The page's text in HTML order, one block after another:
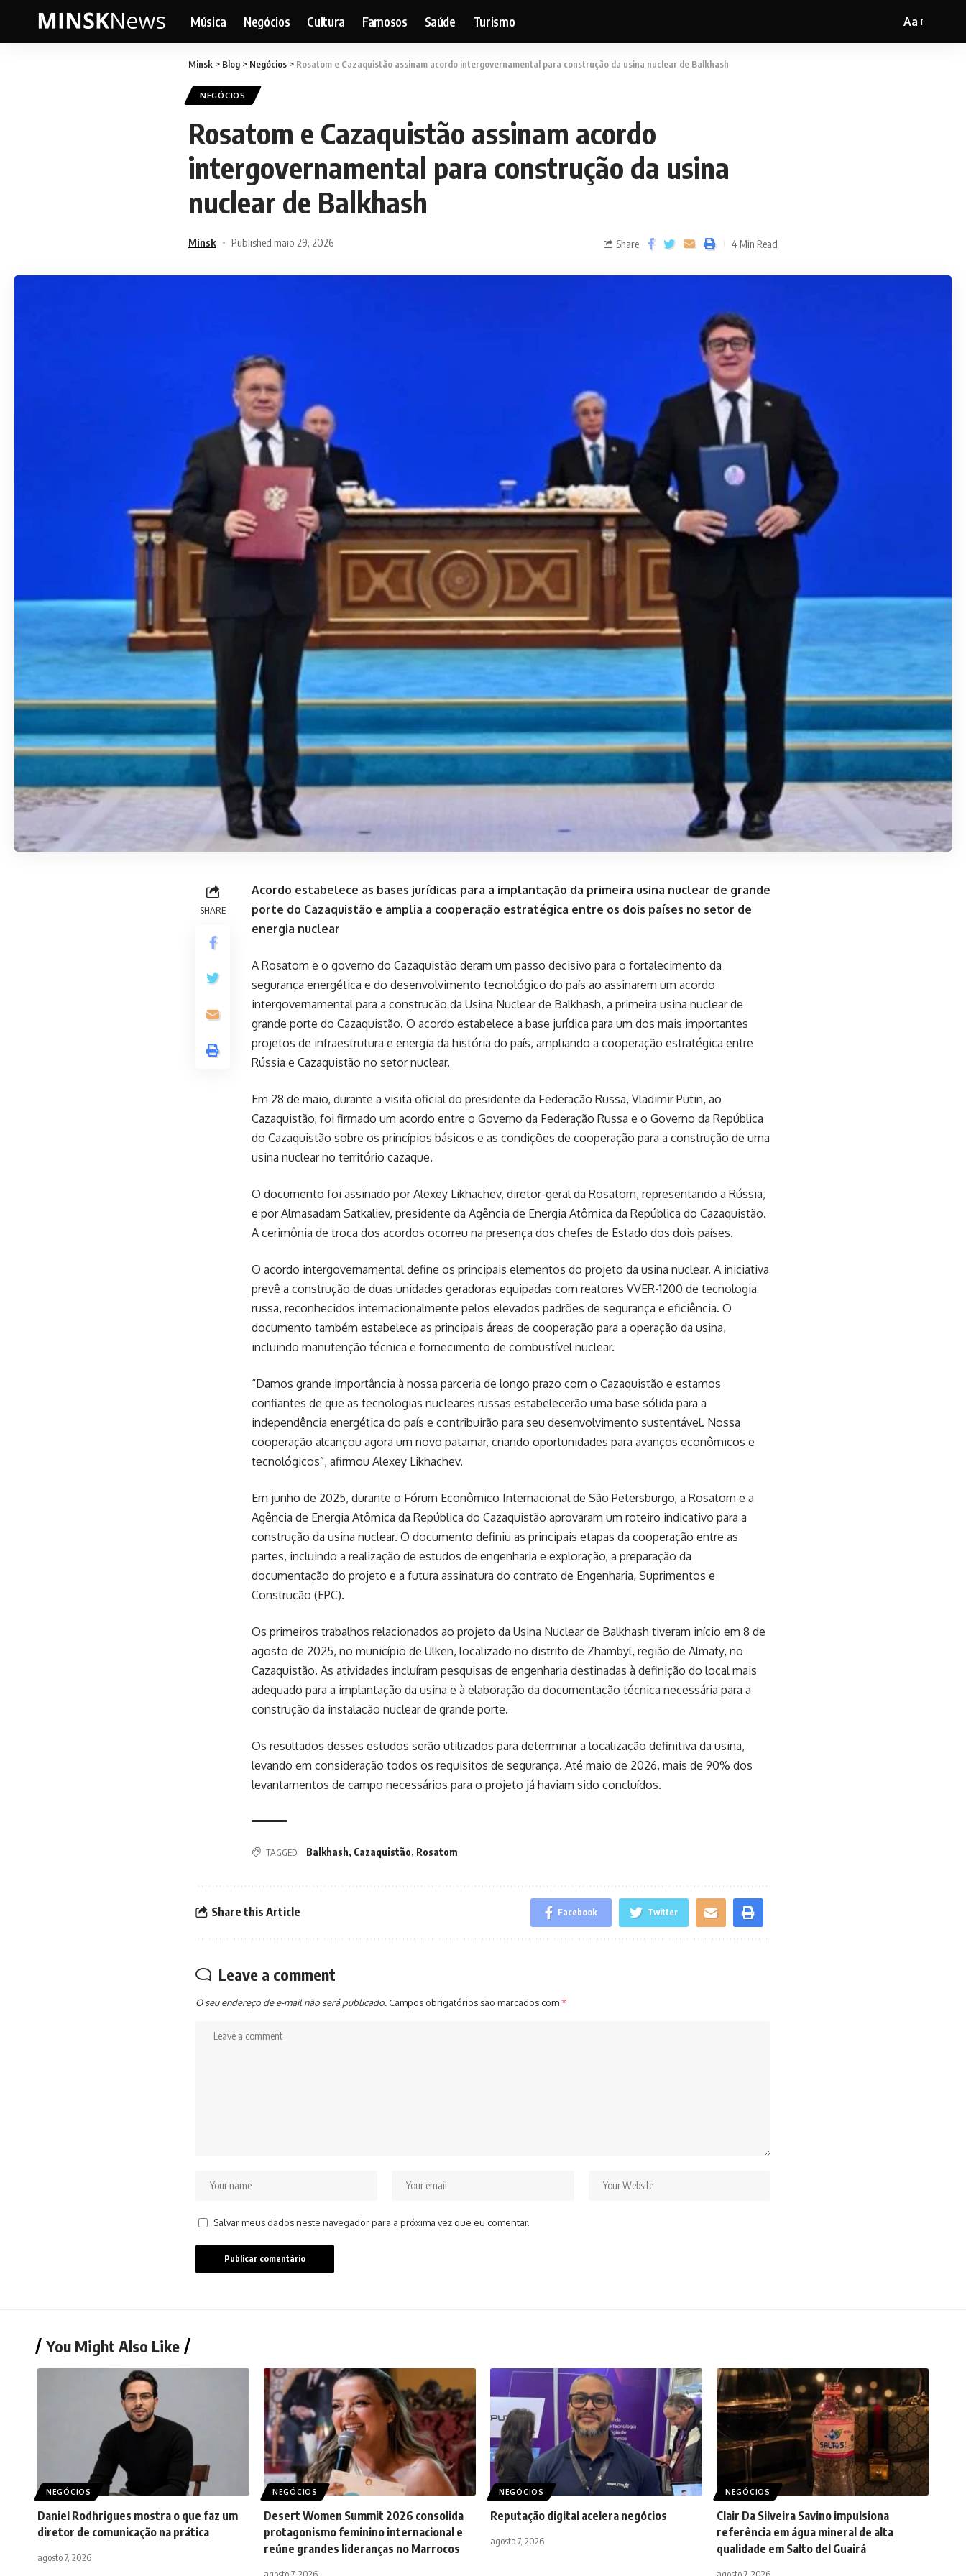
Música Negócios Cultura Famosos Saúde Turismo Aa
Minsk > Blog > Negócios > Rosatom e Cazaquistão assinam acordo intergovernamental para construção da usina nuclear de Balkhash
NEGÓCIOS
Rosatom e Cazaquistão assinam acordo
intergovernamental para construção da usina
nuclear de Balkhash
Minsk Published maio 29, 2026 Share 4 Min Read
SHARE
Acordo estabelece as bases jurídicas para a implantação da primeira usina nuclear de grande
porte do Cazaquistão e amplia a cooperação estratégica entre os dois países no setor de
energia nuclear
A Rosatom e o governo do Cazaquistão deram um passo decisivo para o fortalecimento da
segurança energética e do desenvolvimento tecnológico do país ao assinarem um acordo
intergovernamental para a construção da Usina Nuclear de Balkhash, a primeira usina nuclear de
grande porte do Cazaquistão. O acordo estabelece a base jurídica para um dos mais importantes
projetos de infraestrutura e energia da história do país, ampliando a cooperação estratégica entre
Rússia e Cazaquistão no setor nuclear.
Em 28 de maio, durante a visita oficial do presidente da Federação Russa, Vladimir Putin, ao
Cazaquistão, foi firmado um acordo entre o Governo da Federação Russa e o Governo da República
do Cazaquistão sobre os princípios básicos e as condições de cooperação para a construção de uma
usina nuclear no território cazaque.
O documento foi assinado por Alexey Likhachev, diretor-geral da Rosatom, representando a Rússia,
e por Almasadam Satkaliev, presidente da Agência de Energia Atômica da República do Cazaquistão.
A cerimônia de troca dos acordos ocorreu na presença dos chefes de Estado dos dois países.
O acordo intergovernamental define os principais elementos do projeto da usina nuclear. A iniciativa
prevê a construção de duas unidades geradoras equipadas com reatores VVER-1200 de tecnologia
russa, reconhecidos internacionalmente pelos elevados padrões de segurança e eficiência. O
documento também estabelece as principais áreas de cooperação para a operação da usina,
incluindo manutenção técnica e fornecimento de combustível nuclear.
“Damos grande importância à nossa parceria de longo prazo com o Cazaquistão e estamos
confiantes de que as tecnologias nucleares russas estabelecerão uma base sólida para a
independência energética do país e contribuirão para seu desenvolvimento sustentável. Nossa
cooperação alcançou agora um novo patamar, criando oportunidades para avanços econômicos e
tecnológicos”, afirmou Alexey Likhachev.
Em junho de 2025, durante o Fórum Econômico Internacional de São Petersburgo, a Rosatom e a
Agência de Energia Atômica da República do Cazaquistão aprovaram um roteiro indicativo para a
construção da usina nuclear. O documento definiu as principais etapas da cooperação entre as
partes, incluindo a realização de estudos de engenharia e exploração, a preparação da
documentação do projeto e a futura assinatura do contrato de Engenharia, Suprimentos e
Construção (EPC).
Os primeiros trabalhos relacionados ao projeto da Usina Nuclear de Balkhash tiveram início em 8 de
agosto de 2025, no município de Ulken, localizado no distrito de Zhambyl, região de Almaty, no
Cazaquistão. As atividades incluíram pesquisas de engenharia destinadas à definição do local mais
adequado para a implantação da usina e à elaboração da documentação técnica necessária para a
construção da instalação nuclear de grande porte.
Os resultados desses estudos serão utilizados para determinar a localização definitiva da usina,
levando em consideração todos os requisitos de segurança. Até maio de 2026, mais de 90% dos
levantamentos de campo necessários para o projeto já haviam sido concluídos.
TAGGED: Balkhash, Cazaquistão, Rosatom
Share this Article Facebook Twitter
Leave a comment
O seu endereço de e-mail não será publicado. Campos obrigatórios são marcados com*
Salvar meus dados neste navegador para a próxima vez que eu comentar.
You Might Also Like
NEGÓCIOS
Daniel Rodhrigues mostra o que faz um
diretor de comunicação na prática
agosto 7, 2026
NEGÓCIOS
Desert Women Summit 2026 consolida
protagonismo feminino internacional e
reúne grandes lideranças no Marrocos
NEGÓCIOS
Reputação digital acelera negócios
agosto 7, 2026
NEGÓCIOS
Clair Da Silveira Savino impulsiona
referência em água mineral de alta
qualidade em Salto del Guairá